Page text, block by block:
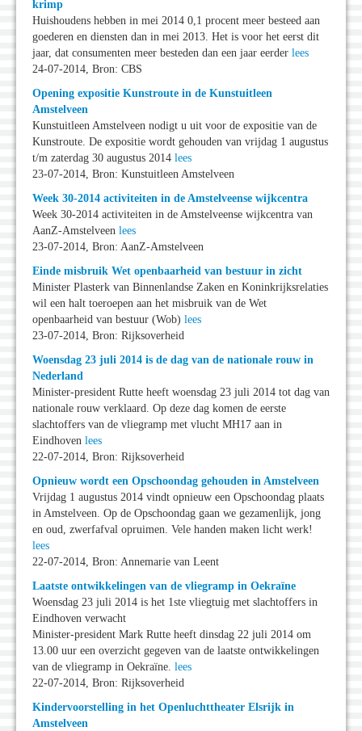
krimp
Huishoudens hebben in mei 2014 0,1 procent meer besteed aan
goederen en diensten dan in mei 2013. Het is voor het eerst dit
jaar, dat consumenten meer besteden dan een jaar eerder lees
24-07-2014, Bron: CBS
Opening expositie Kunstroute in de Kunstuitleen
Amstelveen
Kunstuitleen Amstelveen nodigt u uit voor de expositie van de
Kunstroute. De expositie wordt gehouden van vrijdag 1 augustus
t/m zaterdag 30 augustus 2014 lees
23-07-2014, Bron: Kunstuitleen Amstelveen
Week 30-2014 activiteiten in de Amstelveense wijkcentra
Week 30-2014 activiteiten in de Amstelveense wijkcentra van
AanZ-Amstelveen lees
23-07-2014, Bron: AanZ-Amstelveen
Einde misbruik Wet openbaarheid van bestuur in zicht
Minister Plasterk van Binnenlandse Zaken en Koninkrijksrelaties
wil een halt toeroepen aan het misbruik van de Wet
openbaarheid van bestuur (Wob) lees
23-07-2014, Bron: Rijksoverheid
Woensdag 23 juli 2014 is de dag van de nationale rouw in
Nederland
Minister-president Rutte heeft woensdag 23 juli 2014 tot dag van
nationale rouw verklaard. Op deze dag komen de eerste
slachtoffers van de vliegramp met vlucht MH17 aan in
Eindhoven lees
22-07-2014, Bron: Rijksoverheid
Opnieuw wordt een Opschoondag gehouden in Amstelveen
Vrijdag 1 augustus 2014 vindt opnieuw een Opschoondag plaats
in Amstelveen. Op de Opschoondag gaan we gezamenlijk, jong
en oud, zwerfafval opruimen. Vele handen maken licht werk!
lees
22-07-2014, Bron: Annemarie van Leent
Laatste ontwikkelingen van de vliegramp in Oekraïne
Woensdag 23 juli 2014 is het 1ste vliegtuig met slachtoffers in
Eindhoven verwacht
Minister-president Mark Rutte heeft dinsdag 22 juli 2014 om
13.00 uur een overzicht gegeven van de laatste ontwikkelingen
van de vliegramp in Oekraïne. lees
22-07-2014, Bron: Rijksoverheid
Kindervoorstelling in het Openluchttheater Elsrijk in
Amstelveen